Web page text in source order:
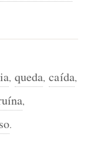
, queda, caída,
,
.